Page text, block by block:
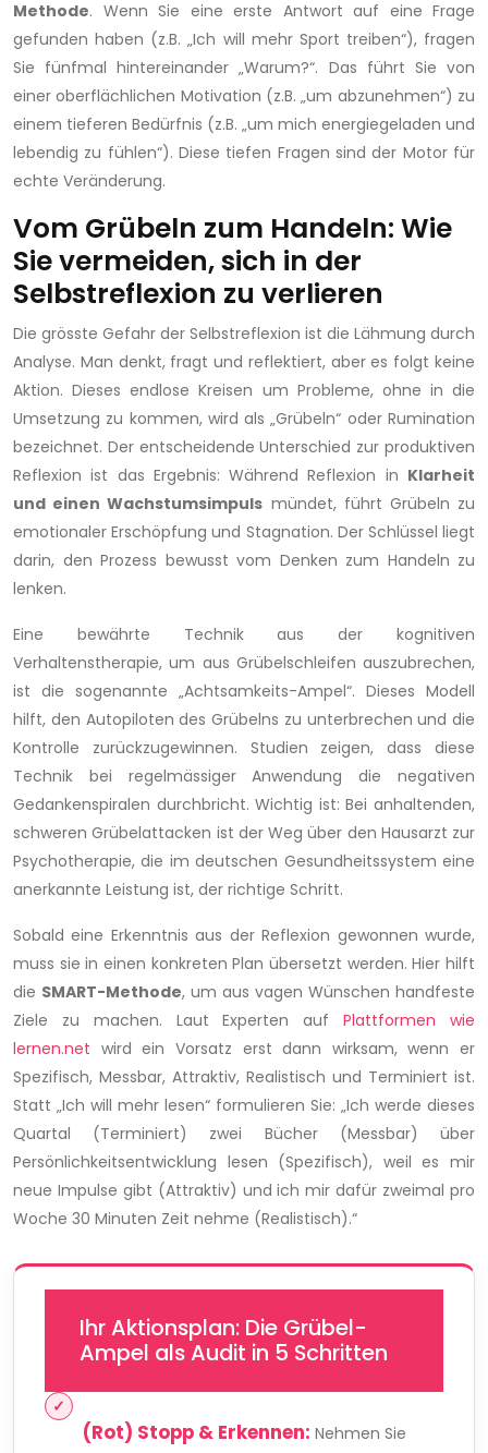
Methode. Wenn Sie eine erste Antwort auf eine Frage
gefunden haben (z.B. „Ich will mehr Sport treiben“), fragen
Sie fünfmal hintereinander „Warum?“. Das führt Sie von
einer oberflächlichen Motivation (z.B. „um abzunehmen“) zu
einem tieferen Bedürfnis (z.B. „um mich energiegeladen und
lebendig zu fühlen“). Diese tiefen Fragen sind der Motor für
echte Veränderung.
Vom Grübeln zum Handeln: Wie
Sie vermeiden, sich in der
Selbstreflexion zu verlieren
Die grösste Gefahr der Selbstreflexion ist die Lähmung durch
Analyse. Man denkt, fragt und reflektiert, aber es folgt keine
Aktion. Dieses endlose Kreisen um Probleme, ohne in die
Umsetzung zu kommen, wird als „Grübeln“ oder Rumination
bezeichnet. Der entscheidende Unterschied zur produktiven
Reflexion ist das Ergebnis: Während Reflexion in Klarheit
und einen Wachstumsimpuls mündet, führt Grübeln zu
emotionaler Erschöpfung und Stagnation. Der Schlüssel liegt
darin, den Prozess bewusst vom Denken zum Handeln zu
lenken.
Eine bewährte Technik aus der kognitiven
Verhaltenstherapie, um aus Grübelschleifen auszubrechen,
ist die sogenannte „Achtsamkeits-Ampel“. Dieses Modell
hilft, den Autopiloten des Grübelns zu unterbrechen und die
Kontrolle zurückzugewinnen. Studien zeigen, dass diese
Technik bei regelmässiger Anwendung die negativen
Gedankenspiralen durchbricht. Wichtig ist: Bei anhaltenden,
schweren Grübelattacken ist der Weg über den Hausarzt zur
Psychotherapie, die im deutschen Gesundheitssystem eine
anerkannte Leistung ist, der richtige Schritt.
Sobald eine Erkenntnis aus der Reflexion gewonnen wurde,
muss sie in einen konkreten Plan übersetzt werden. Hier hilft
die SMART-Methode, um aus vagen Wünschen handfeste
Ziele zu machen. Laut Experten aufPlattformen wie
lernen.net wird ein Vorsatz erst dann wirksam, wenn er
Spezifisch, Messbar, Attraktiv, Realistisch und Terminiert ist.
Statt „Ich will mehr lesen“ formulieren Sie: „Ich werde dieses
Quartal (Terminiert) zwei Bücher (Messbar) über
Persönlichkeitsentwicklung lesen (Spezifisch), weil es mir
neue Impulse gibt (Attraktiv) und ich mir dafür zweimal pro
Woche 30 Minuten Zeit nehme (Realistisch).“
Ihr Aktionsplan: Die Grübel-
Ampel als Audit in 5 Schritten
(Rot) Stopp & Erkennen: Nehmen Sie